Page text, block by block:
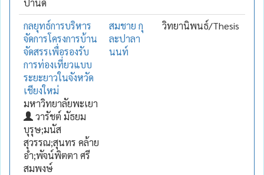
กลยุทธ์การบริหาร
จัดการโครงการบ้าน
จัดสรรเพื่อรองรับ
การท่องเที่ยวแบบ
ระยะยาวในจังหวัด
เชียงใหม่
มหาวิทยาลัยพะเยา
วารัชต์ มัธยม
บุรุษ;มนัส
สุวรรณ;สุนทร คล้าย
อ่ำ;พัจน์พิตตา ศรี
สมพงษ์
สมชาย กุ
ละปาลา
นนท์
วิทยานิพนธ์/Thesis